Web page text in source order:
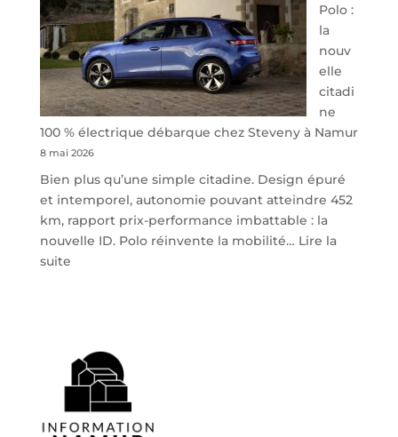
Polo :
la
nouv
elle
citadi
ne
100 % électrique débarque chez Steveny à Namur
8 mai 2026
Bien plus qu’une simple citadine. Design épuré
et intemporel, autonomie pouvant atteindre 452
km, rapport prix-performance imbattable : la
nouvelle ID. Polo réinvente la mobilité… Lire la
suite:
la
nouvelle
citadine
100